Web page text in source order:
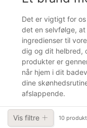
Det er vigtigt for
det en selvfølge,
ingredienser til
dig og dit helbred,
produkter er
når hjem i dit
dine
afslappende.
Vis filtre 10